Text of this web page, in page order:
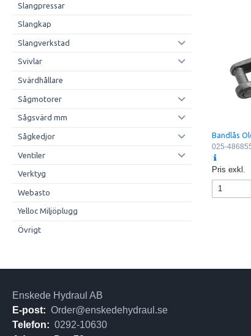
Slangpressar
Slangkap
Slangverkstad
Svivlar
Svärdhållare
Sågmotorer
Sågsvärd mm
Sågkedjor
Ventiler
Verktyg
Webasto
Yelloc Miljöplugg
Övrigt
1270G
1510G
Bandlås
025-
Pris exkl.
Enskede Hydraul AB
E-post: Order@enskedehydraul.se
Telefon: 0292-10630